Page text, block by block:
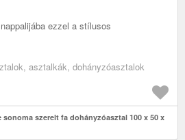
ezzel a stílusos
asztalkák, dohányzóasztalok
szerelt fa dohányzóasztal 100 x 50 x